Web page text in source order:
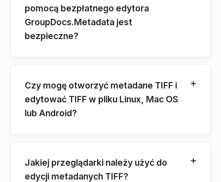
pomocą bezpłatnego edytora
GroupDocs.Metadata jest
bezpieczne?
Czy mogę otworzyć metadane TIFF i
edytować TIFF w pliku Linux, Mac OS
lub Android?
Jakiej przeglądarki należy użyć do
edycji metadanych TIFF?